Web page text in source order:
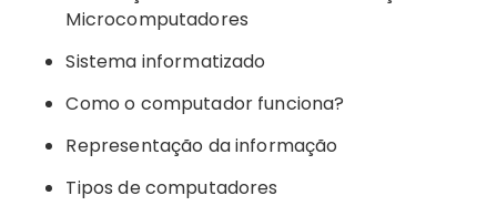
Microcomputadores
Sistema informatizado
Como o computador funciona?
Representação da informação
Tipos de computadores